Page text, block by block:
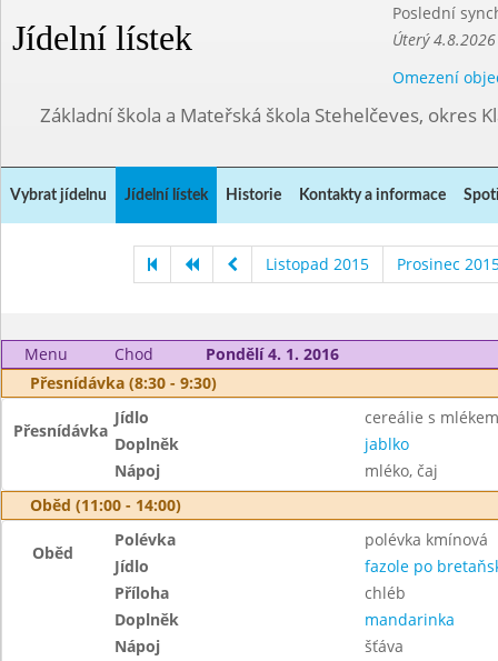
Jídelní lístek
Poslední
Úterý
Omezení
Základní škola a Mateřská škola Stehelčeves, okres
Vybrat jídelnu Jídelní lístek Historie Kontakty a informace
Listopad 2015 Prosinec
Menu Chod
Pondělí 4. 1. 2016
Přesnídávka (8:30 - 9:30)
Přesnídávka
Jídlo
cereálie s mlékem
Doplněk
jablko
Nápoj
mléko, čaj
Oběd (11:00 - 14:00)
Oběd
Polévka
polévka kmínová
Jídlo
fazole po
Příloha
chléb
Doplněk
mandarinka
Nápoj
šťáva